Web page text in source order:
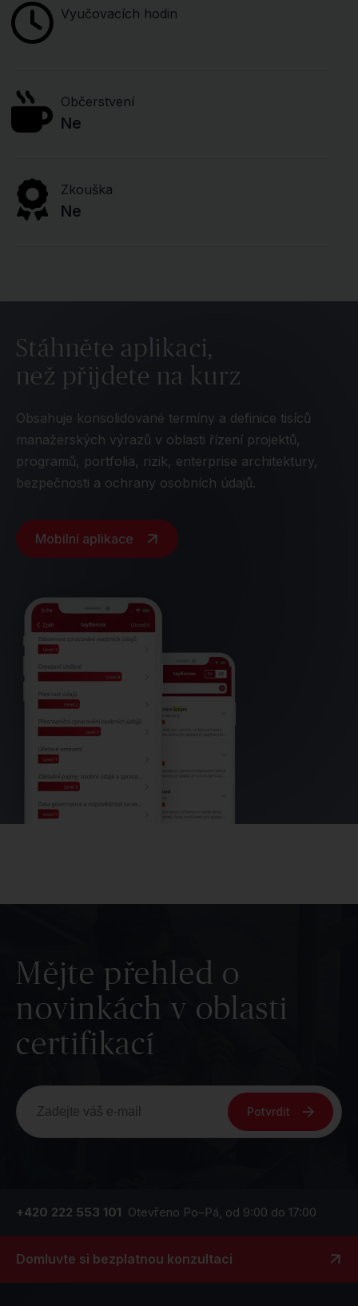
Vyučovacích hodin
Občerstvení
Ne
Zkouška
Ne
Stáhněte aplikaci,
než přijdete na kurz
Obsahuje konsolidované termíny a definice tisíců
manažerských výrazů v oblasti řízení projektů,
programů, portfolia, rizik, enterprise architektury,
bezpečnosti a ochrany osobních údajů.
Mobilní aplikace
Mějte přehled o
novinkách v oblasti
certifikací
Potvrdit
+420 222 553 101 Otevřeno Po–Pá, od 9:00 do 17:00
Domluvte si bezplatnou konzultaci